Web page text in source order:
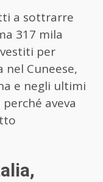
a sottrarre
317 mila
per
nel Cuneese,
e negli ultimi
aveva